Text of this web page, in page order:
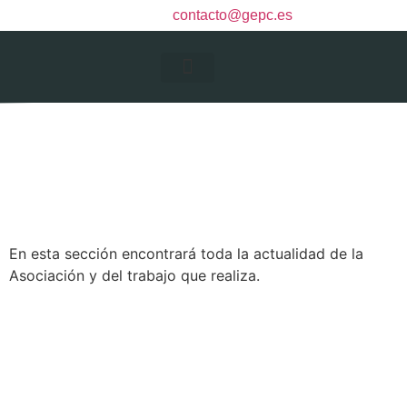
contacto@gepc.es
En esta sección encontrará toda la actualidad de la
Asociación y del trabajo que realiza.